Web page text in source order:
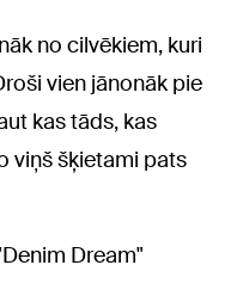
no cilvēkiem, kuri
vien jānonāk pie
kas tāds, kas
viņš šķietami pats
Dream"